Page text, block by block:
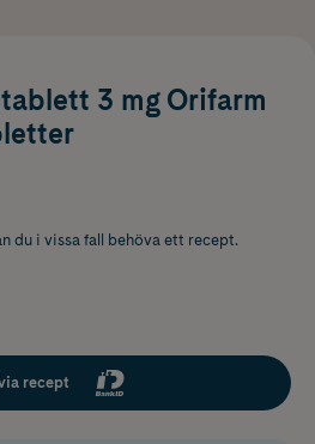
3 mg Orifarm
du i vissa fall behöva ett recept.
recept